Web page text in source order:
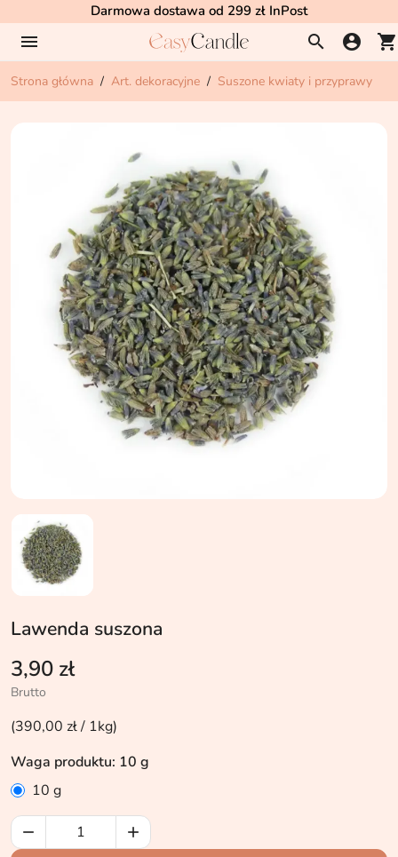
Darmowa dostawa od 299 zł InPost
menu search account_circle shopping_cart
Strona główna Art. dekoracyjne Suszone kwiaty i przyprawy
Lawenda suszona
3,90 zł
Brutto
(390,00 zł / 1kg)
Waga produktu: 10 g
10 g

